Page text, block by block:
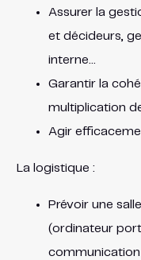
Assurer la
et décideurs,
interne…
Garantir la
multiplication
Agir
La logistique :
Prévoir une
(ordinateur
communication